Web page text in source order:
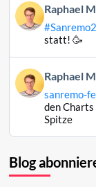
ansehen
Beitrag
von
Raphael
Bluesky
ansehen
Raphael
statt! 🥳
Beitrag
von
Raphael
ansehen
Raphael
sanremo-
den
Spitze
Blog